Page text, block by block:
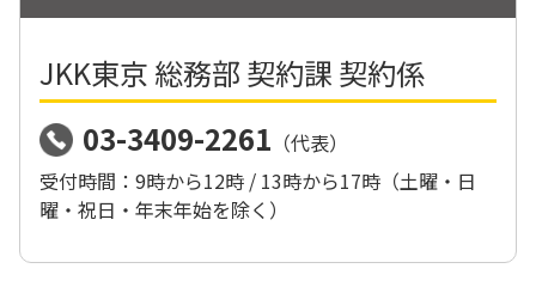
JKK東京 総務部 契約課 契約係
03-3409-2261 （代表）
受付時間：9時から12時 / 13時から17時（土曜・日
曜・祝日・年末年始を除く）